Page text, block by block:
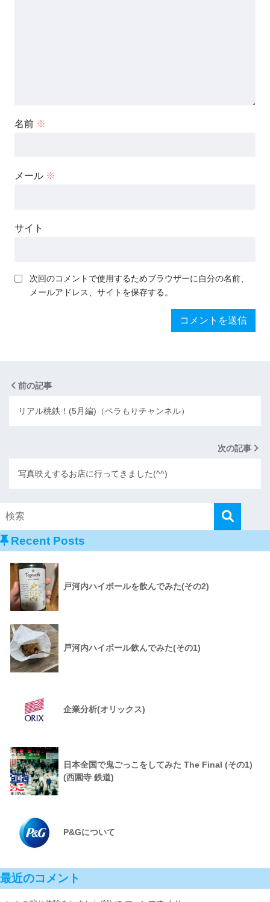
名前 ※
メール ※
サイト
次回のコメントで使用するためブラウザーに自分の名前、
メールアドレス、サイトを保存する。
前の記事
リアル桃鉄！(5月編)（ペラもりチャンネル）
次の記事
写真映えするお店に行ってきました(^^)
Recent Posts
戸河内ハイボールを飲んでみた(その2)
戸河内ハイボール飲んでみた(その1)
企業分析(オリックス)
日本全国で鬼ごっこをしてみた The Final (その1)
(西園寺 鉄道)
P&Gについて
最近のコメント